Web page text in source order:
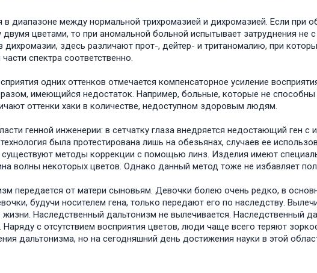
в диапазоне между нормальной трихромазией и дихромазией. Если при
цветами, то при аномальной больной испытывает затруднения не
дихромазии, здесь различают прот-, дейтер- и тританомалию, при
спектра соответственно.
одних оттенков отмечается компенсаторное усиление
имеющийся недостаток. Например, больные, которые не способны
оттенки хаки в количестве, недоступном здоровым людям.
генной инженерии: в сетчатку глаза внедряется недостающий ген с
была протестирована лишь на обезьянах, случаев ее
методы коррекции с помощью линз. Изделия имеют
волны некоторых цветов. Однако данный метод тоже не избавляет
передается от матери сыновьям. Девочки болею очень редко, в
будучи носителем гена, только передают его по наследству.
жизни. Наследственный дальтонизм не вылечивается. Наследственный
с отсутствием восприятия цветов, люди чаще всего теряют
дальтонизма, но на сегодняшний день достижения науки в этой